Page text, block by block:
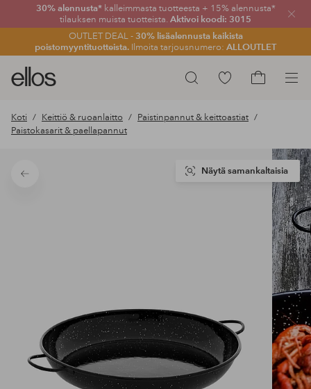
30% alennusta*kalleimmasta tuotteesta + 15% alennusta*
tilauksen muista tuotteista. Aktivoi koodi: 3015
OUTLET DEAL -30% lisäalennusta kaikista
poistomyyntituotteista. Ilmoita tarjousnumero: ALLOUTLET
Sulje
Hae
Ellos-
logo
siirry
Siirry
Koti Keittiö & ruoanlaitto
Paistinpannut & keittoastiat
Paistokasarit & paellapannut
Takaisin
Näytä samankaltaisia